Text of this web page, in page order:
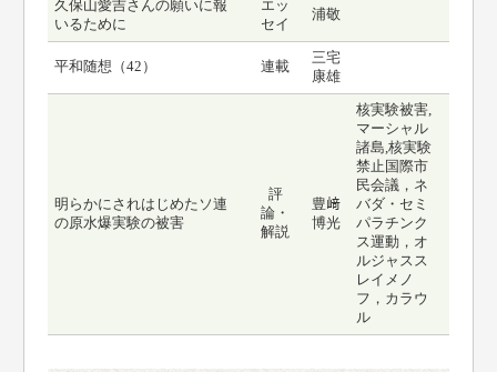
久保山愛吉さんの願いに報
いるために
エッ
セイ
浦敬
平和随想（42） 連載
三宅
康雄
明らかにされはじめたソ連
の原水爆実験の被害
評
論・
解説
豊﨑
博光
核実験被害,
マーシャル
諸島,核実験
禁止国際市
民会議，ネ
バダ・セミ
パラチンク
ス運動，オ
ルジャスス
レイメノ
フ，カラウ
ル